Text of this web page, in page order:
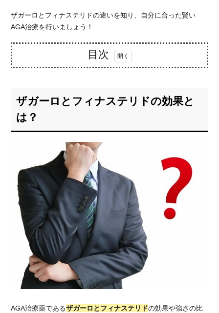
ザガーロとフィナステリドの違いを知り、自分に合った賢い
AGA治療を行いましょう！
目次
ーロ
とフ
ィナ
ステ
リド
は？
1.1.
ザガ
ーロ
の効
果
1.2.
フィ
ナス
テリ
ドの
効果
1.3.
ザガーロとフィナステリドの効果と
は？
AGA治療薬であるザガーロとフィナステリドの効果や強さの比